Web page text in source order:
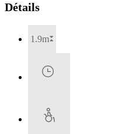
Détails
1.9m